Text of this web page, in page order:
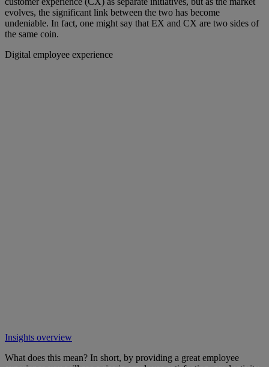
evolves, the significant link between the two has become
undeniable. In fact, one might say that EX and CX are two sides of
the same coin.
Digital employee experience
Insights overview
What does this mean? In short, by providing a great employee